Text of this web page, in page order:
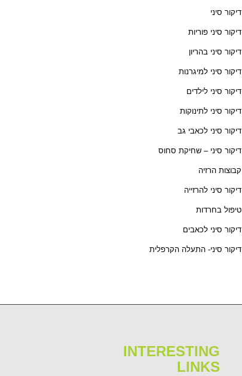
דיקור סיני
דיקור סיני פוריות
דיקור סיני בהריון
דיקור סיני למיגרנות
דיקור סיני לילדים
דיקור סיני לתינוקות
דיקור סיני לכאבי גב
דיקור סיני – שחיקת סחוס
קבוצות הרזיה
דיקור סיני להרזייה
טיפול בחרדות
דיקור סיני לכאבים
דיקור סיני- התעלה הקרפלית
INTERESTING
LINKS